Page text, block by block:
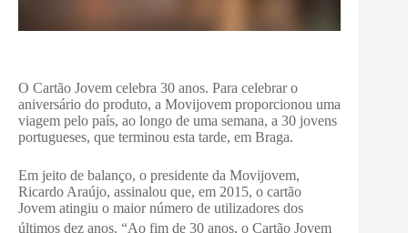
O Cartão Jovem celebra 30 anos. Para celebrar o
aniversário do produto, a Movijovem proporcionou uma
viagem pelo país, ao longo de uma semana, a 30 jovens
portugueses, que terminou esta tarde, em Braga.
Em jeito de balanço, o presidente da Movijovem,
Ricardo Araújo, assinalou que, em 2015, o cartão
Jovem atingiu o maior número de utilizadores dos
últimos dez anos. “Ao fim de 30 anos, o Cartão Jovem